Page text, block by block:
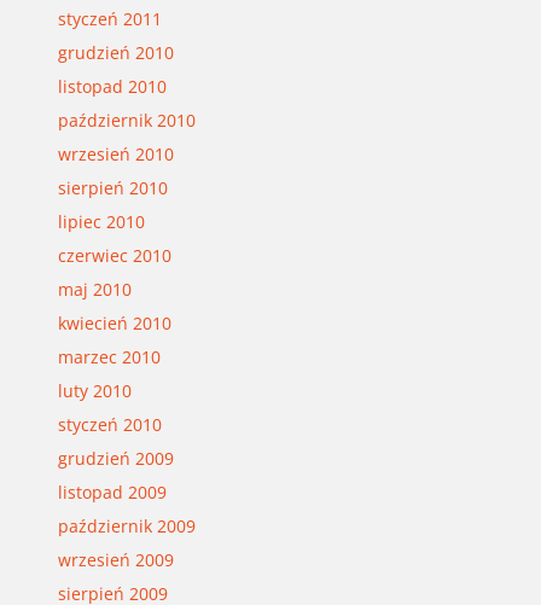
styczeń 2011
grudzień 2010
listopad 2010
październik 2010
wrzesień 2010
sierpień 2010
lipiec 2010
czerwiec 2010
maj 2010
kwiecień 2010
marzec 2010
luty 2010
styczeń 2010
grudzień 2009
listopad 2009
październik 2009
wrzesień 2009
sierpień 2009